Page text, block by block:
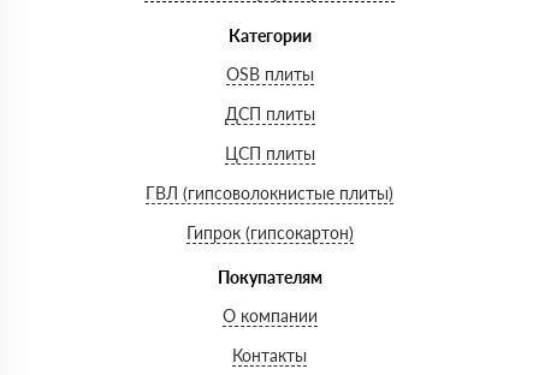
Категории
OSB плиты
ДСП плиты
ЦСП плиты
ГВЛ (гипсоволокнистые плиты)
Гипрок (гипсокартон)
Покупателям
О компании
Контакты